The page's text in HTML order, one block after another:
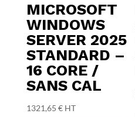
MICROSOFT
WINDOWS
SERVER 2025
STANDARD –
16 CORE /
SANS CAL
1321,65 € HT